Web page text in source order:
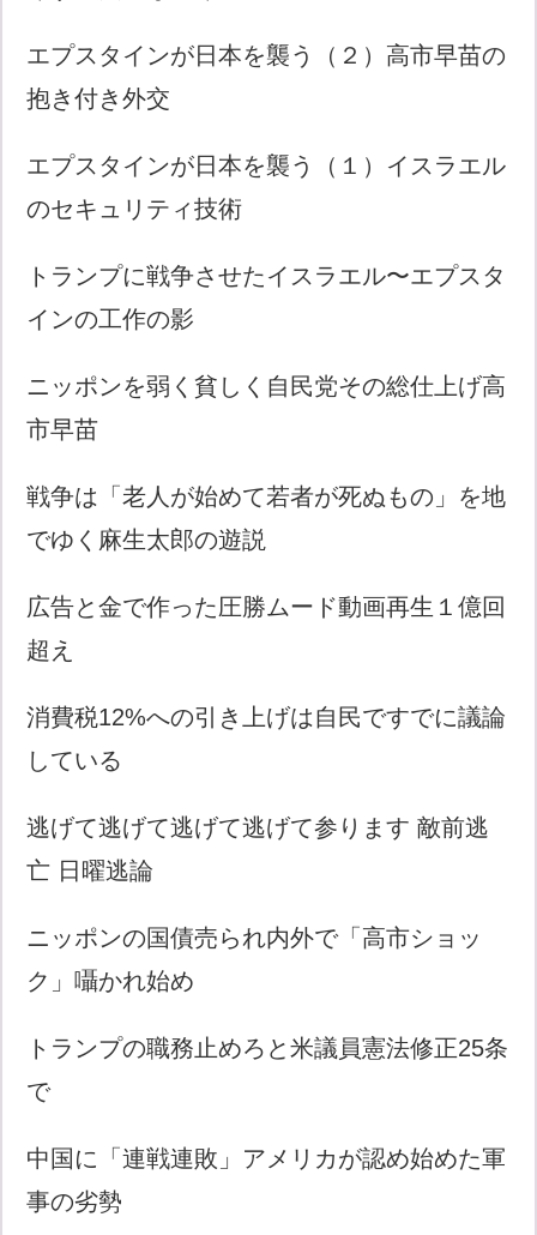
エプスタインが日本を襲う（２）高市早苗の
抱き付き外交
エプスタインが日本を襲う（１）イスラエル
のセキュリティ技術
トランプに戦争させたイスラエル〜エプスタ
インの工作の影
ニッポンを弱く貧しく自民党その総仕上げ高
市早苗
戦争は「老人が始めて若者が死ぬもの」を地
でゆく麻生太郎の遊説
広告と金で作った圧勝ムード動画再生１億回
超え
消費税12%への引き上げは自民ですでに議論
している
逃げて逃げて逃げて逃げて参ります 敵前逃
亡 日曜逃論
ニッポンの国債売られ内外で「高市ショッ
ク」囁かれ始め
トランプの職務止めろと米議員憲法修正25条
で
中国に「連戦連敗」アメリカが認め始めた軍
事の劣勢